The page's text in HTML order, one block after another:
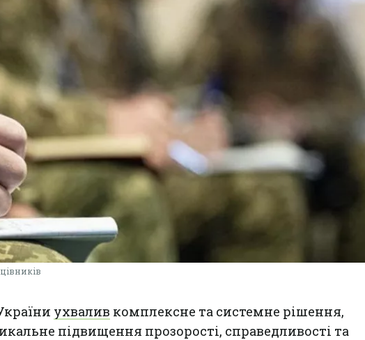
ухвалив комплексне та системне рішення,
підвищення прозорості, справедливості та